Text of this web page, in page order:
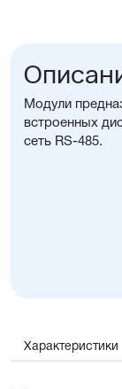
Модули
встроенных
сеть RS-485.
Характеристики